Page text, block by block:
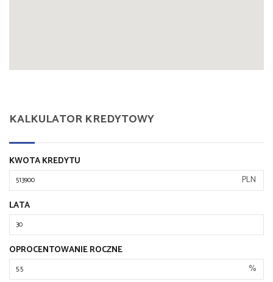
KALKULATOR KREDYTOWY
KWOTA KREDYTU
PLN
LATA
OPROCENTOWANIE ROCZNE
%